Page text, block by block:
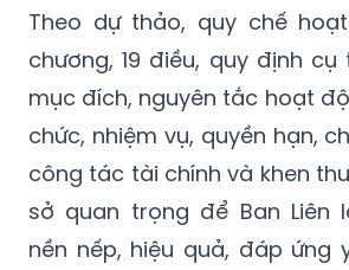
Theo dự thảo, quy chế
chương, 19 điều, quy định
mục đích, nguyên tắc hoạt
chức, nhiệm vụ, quyền hạn,
công tác tài chính và khen
sở quan trọng để Ban Liên
nền nếp, hiệu quả, đáp ứng